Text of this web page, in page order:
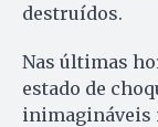
destruídos.
Nas últimas
estado de
inimagináveis